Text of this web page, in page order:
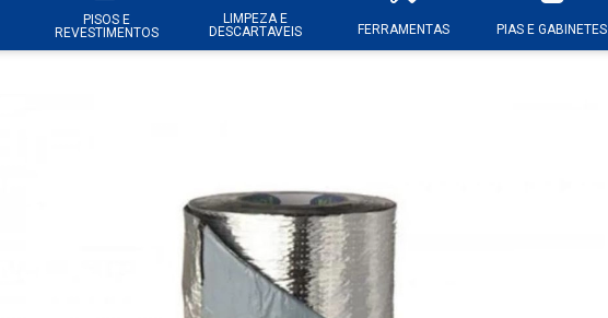
PISOS E
REVESTIMENTOS
LIMPEZA E
DESCARTAVEIS
FERRAMENTAS PIAS E GABINETES